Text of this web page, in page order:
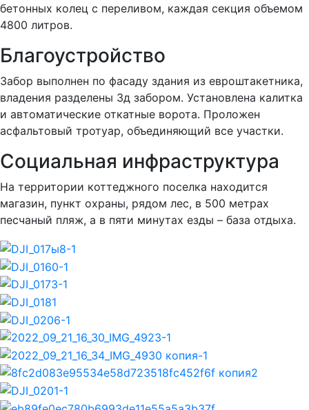
бетонных колец с переливом, каждая секция объемом
4800 литров.
Благоустройство
Забор выполнен по фасаду здания из евроштакетника,
владения разделены 3д забором. Установлена калитка
и автоматические откатные ворота. Проложен
асфальтовый тротуар, объединяющий все участки.
Социальная инфраструктура
На территории коттеджного поселка находится
магазин, пункт охраны, рядом лес, в 500 метрах
песчаный пляж, а в пяти минутах езды – база отдыха.